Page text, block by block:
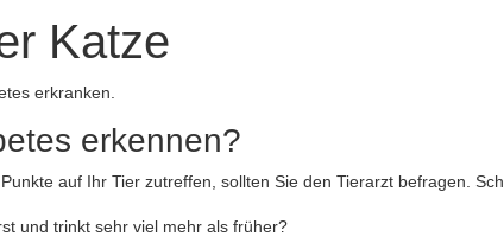
Katze
erkranken.
erkennen?
auf Ihr Tier zutreffen, sollten Sie den Tierarzt befragen.
und trinkt sehr viel mehr als früher?